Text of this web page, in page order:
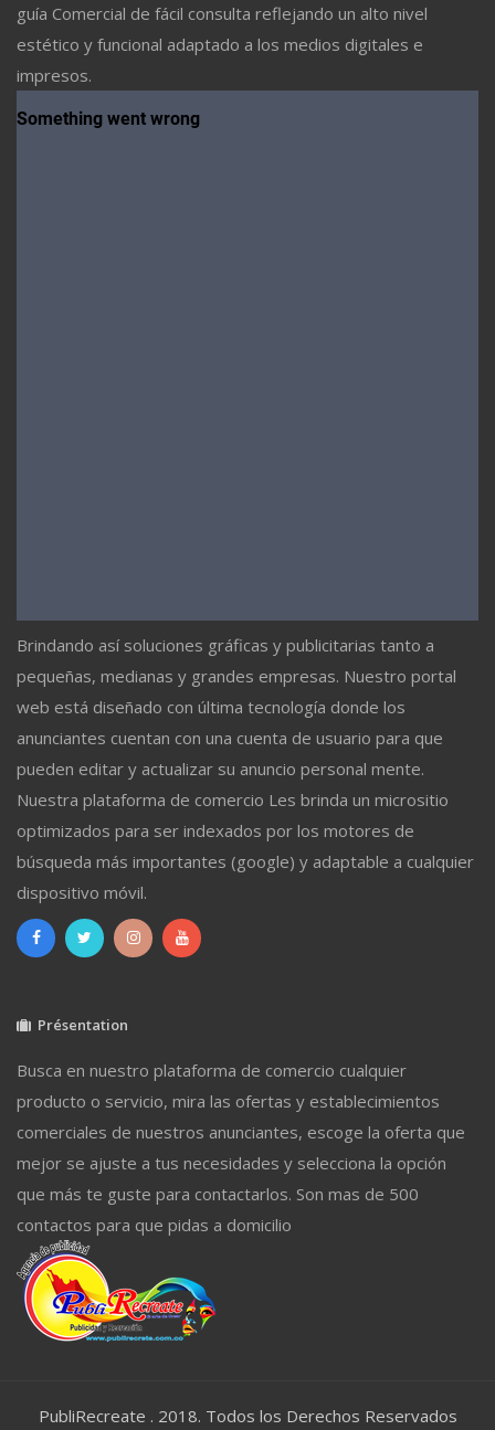
guía Comercial de fácil consulta reflejando un alto nivel
estético y funcional adaptado a los medios digitales e
impresos.
Brindando así soluciones gráficas y publicitarias tanto a
pequeñas, medianas y grandes empresas. Nuestro portal
web está diseñado con última tecnología donde los
anunciantes cuentan con una cuenta de usuario para que
pueden editar y actualizar su anuncio personal mente.
Nuestra plataforma de comercio Les brinda un micrositio
optimizados para ser indexados por los motores de
búsqueda más importantes (google) y adaptable a cualquier
dispositivo móvil.
Présentation
Busca en nuestro plataforma de comercio cualquier
producto o servicio, mira las ofertas y establecimientos
comerciales de nuestros anunciantes, escoge la oferta que
mejor se ajuste a tus necesidades y selecciona la opción
que más te guste para contactarlos. Son mas de 500
contactos para que pidas a domicilio
PubliRecreate . 2018. Todos los Derechos Reservados